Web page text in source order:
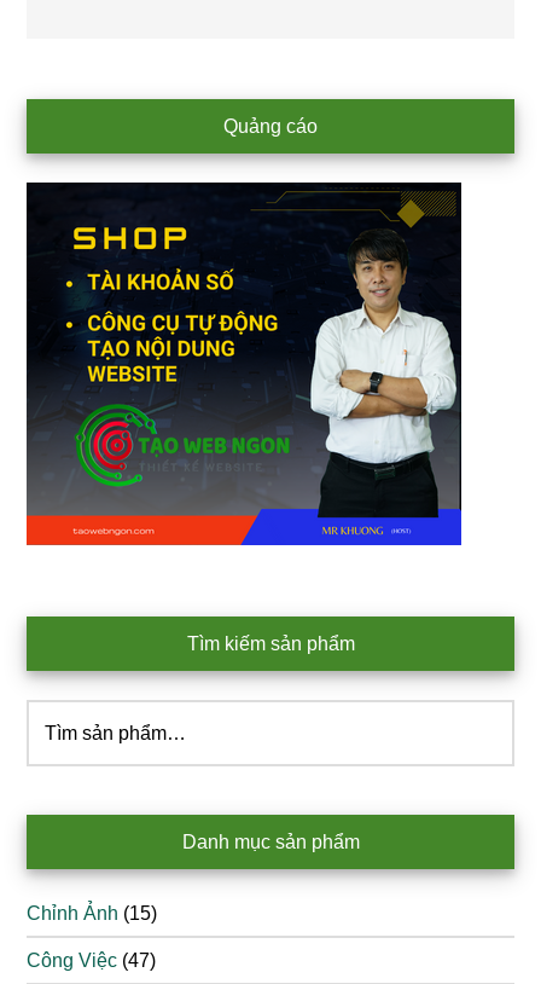
Sidebar
Quảng cáo
Tìm kiếm sản phẩm
kiếm:
Danh mục sản phẩm
Chỉnh Ảnh (15)
Công Việc (47)